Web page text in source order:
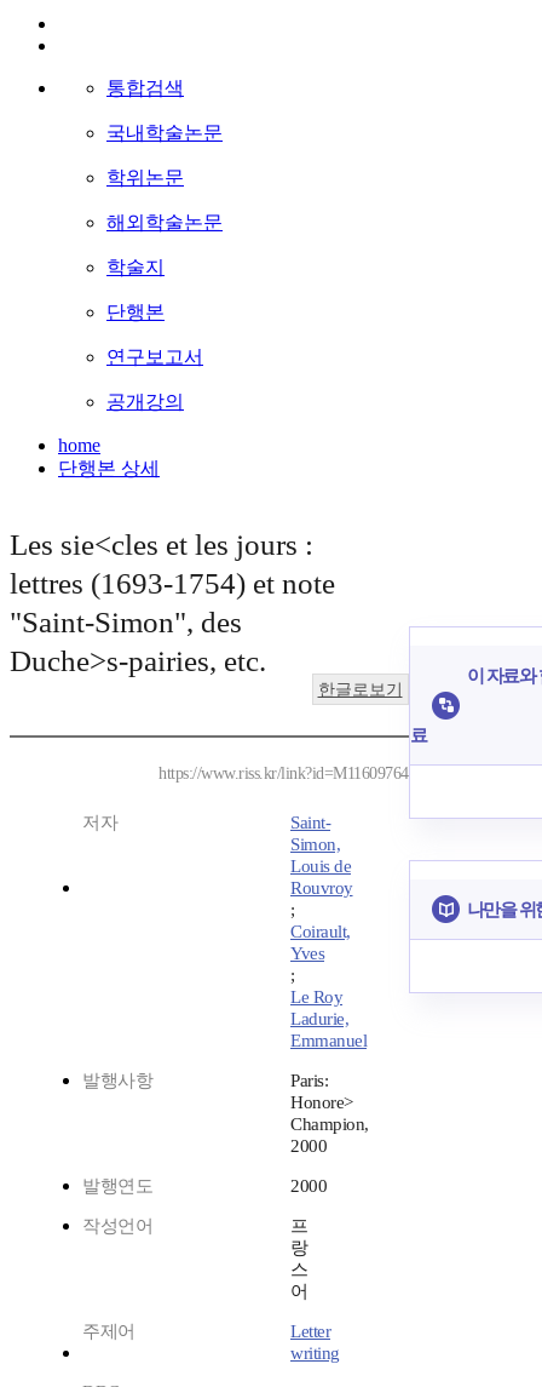
통합검색
국내학술논문
학위논문
해외학술논문
학술지
단행본
연구보고서
공개강의
home
단행본 상세
Les sie<cles et les jours :
lettres (1693-1754) et note
"Saint-Simon", des
Duche>s-pairies, etc.
한글로보기
https://www.riss.kr/link?id=M11609764
저자
Saint-
Simon,
Louis de
Rouvroy
;
Coirault,
Yves
;
Le Roy
Ladurie,
Emmanuel
발행사항
Paris:
Honore>
Champion,
2000
발행연도 2000
작성언어
프
랑
스
어
주제어
Letter
writing
이 자료와
료
나만을 위